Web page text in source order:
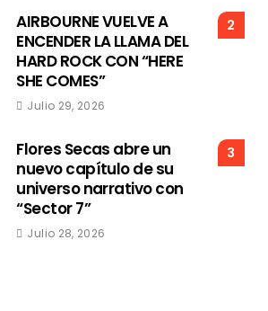
2
AIRBOURNE VUELVE A
ENCENDER LA LLAMA DEL
HARD ROCK CON “HERE
SHE COMES”
Julio 29, 2026
3
Flores Secas abre un
nuevo capítulo de su
universo narrativo con
“Sector 7”
Julio 28, 2026